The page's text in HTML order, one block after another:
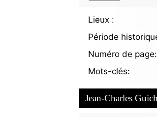
Lieux :
Période
Numéro de page:
Mots-clés:
Jean-Charles